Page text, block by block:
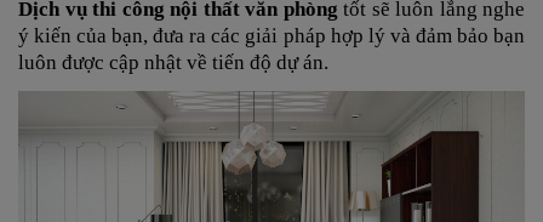
Dịch vụ thi công nội thất văn phòng tốt sẽ luôn lắng nghe
ý kiến của bạn, đưa ra các giải pháp hợp lý và đảm bảo bạn
luôn được cập nhật về tiến độ dự án.